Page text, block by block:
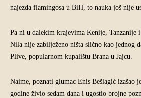
najezda flamingosa u BiH, to nauka još nije
Pa ni u dalekim krajevima Kenije, Tanzanije
Nila nije zabilježeno ništa slično kao jednog
Plive, popularnom kupalištu Brana u Jajcu.
Naime, poznati glumac Enis Bešlagić izašao
godine živio sedam dana i ugostio brojne